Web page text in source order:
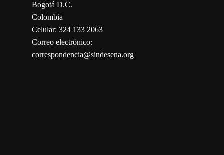
Bogotá D.C.
Colombia
Celular: 324 133 2063
Correo electrónico:
correspondencia@sindesena.org